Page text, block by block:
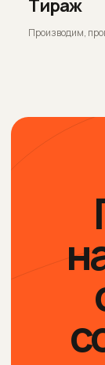
Тираж
Производим,